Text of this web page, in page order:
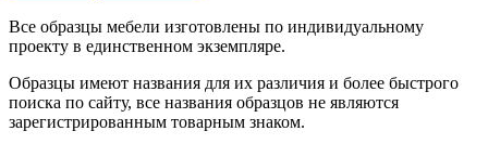
Все образцы мебели изготовлены по индивидуальному
проекту в единственном экземпляре.
Образцы имеют названия для их различия и более быстрого
поиска по сайту, все названия образцов не являются
зарегистрированным товарным знаком.